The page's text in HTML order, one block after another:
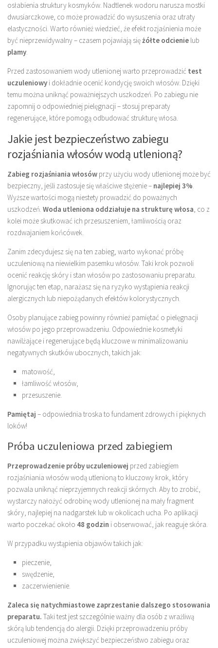
osłabienia struktury kosmyków. Nadtlenek wodoru narusza mostki
dwusiarczkowe, co może prowadzić do wysuszenia oraz utraty
elastyczności. Warto również wiedzieć, że efekt rozjaśnienia może
być nieprzewidywalny – czasem pojawiają siężółte odcienie lub
plamy.
Przed zastosowaniem wody utlenionej warto przeprowadzić test
uczuleniowy i dokładnie ocenić kondycję swoich włosów. Dzięki
temu można uniknąć poważniejszych uszkodzeń. Po zabiegu nie
zapomnij o odpowiedniej pielęgnacji – stosuj preparaty
regenerujące, które pomogą odbudować strukturę włosa.
Jakie jest bezpieczeństwo zabiegu
rozjaśniania włosów wodą utlenioną?
Zabieg rozjaśniania włosów przy użyciu wody utlenionej może być
bezpieczny, jeśli zastosuje się właściwe stężenie – najlepiej 3%.
Wyższe wartości mogą niestety prowadzić do poważnych
uszkodzeń. Woda utleniona oddziałuje na strukturę włosa, co z
kolei może skutkować ich przesuszeniem, łamliwością oraz
rozdwajaniem końcówek.
Zanim zdecydujesz się na ten zabieg, warto wykonać próbę
uczuleniową na niewielkim pasemku włosów. Taki krok pozwoli
ocenić reakcję skóry i stan włosów po zastosowaniu preparatu.
Ignorując ten etap, narażasz się na ryzyko wystąpienia reakcji
alergicznych lub niepożądanych efektów kolorystycznych.
Osoby planujące zabieg powinny również pamiętać o pielęgnacji
włosów po jego przeprowadzeniu. Odpowiednie kosmetyki
nawilżające i regenerujące będą kluczowe w minimalizowaniu
negatywnych skutków ubocznych, takich jak:
matowość,
łamliwość włosów,
przesuszenie.
Pamiętaj – odpowiednia troska to fundament zdrowych i pięknych
loków!
Próba uczuleniowa przed zabiegiem
Przeprowadzenie próby uczuleniowej przed zabiegiem
rozjaśniania włosów wodą utlenioną to kluczowy krok, który
pozwala uniknąć nieprzyjemnych reakcji skórnych. Aby to zrobić,
wystarczy nałożyć odrobinę wody utlenionej na mały fragment
skóry, najlepiej na nadgarstek lub w okolicach ucha. Po aplikacji
warto poczekać około 48 godzin i obserwować, jak reaguje skóra.
W przypadku wystąpienia objawów takich jak:
pieczenie,
swędzenie,
zaczerwienienie.
Zaleca się natychmiastowe zaprzestanie dalszego stosowania
preparatu. Taki test jest szczególnie ważny dla osób z wrażliwą
skórą lub tendencją do alergii. Dzięki przeprowadzeniu próby
uczuleniowej można zwiększyć bezpieczeństwo zabiegu oraz